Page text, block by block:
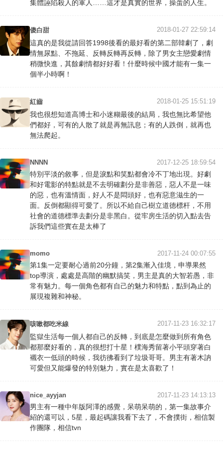
集體誣陷殺人的軍人……這才是真實的世界，操蛋的人生。
傻白甜 2018-01-27 22:59:14
這真的是我從請回答1998後看的最好看的第二部韓劇了，劇
情無尿點、不拖延、反轉反轉再反轉，除了男女主戀愛劇情
稍微快進，其餘劇情都好好看！什麼時候中國才能有一集一
個半小時啊！
紅齒 2018-01-25 15:51:19
我也很想知道高博士和小迷糊最後的結局，我也無比希望他
們都好，可有的人散了就是再無訊息；有的人跌倒，就再也
無法爬起。
NNNN 2017-12-25 18:59:54
特別平淡的敘事，但是淚點和笑點都會冷不丁地出現。好劇
和好電影的特點就是不去明確劃分是非善惡，惡人不是一味
的惡，也有溫情面，好人不是悶頭好，也有惡意滋生的一
面。反倒都顯得可愛了。所以不給自己樹立道德標杆，不用
社會的道德標準去劃分是非黑白。從牢房生活的切入點去告
訴我們這些實在是太棒了
momo 2017-11-24 00:07:55
第1集一定要耐心過前20分鐘，第2集漸入佳境，申導果然
top導演，處處是高階的幽默搞笑，男主是真的大智若愚，非
常有魅力。每一個角色都有自己的魅力和特點，點到為止的
展現複雜和神秘。
咳嗽都吃米線 2017-11-23 16:32:17
監獄生活每一個人都自己的反轉，到底是怎麼做到所有角色
都那麼好看的，真的很想打十星！樸海秀留著小平頭穿著白
襯衣一低頭的時候，我彷彿看到了垃圾哥哥。男主有著木訥
可愛但又能爆發的特別魅力，實在是太喜歡了！
nice_ayyjan 2017-11-23 14:13:13
男主有一種中年版阿澤的感覺，呆萌呆萌的，第一集故事介
紹的還可以，5星，最起碼讓我看下去了，不會撲街，相信製
作團隊，相信tvn